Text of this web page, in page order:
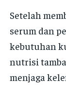
Setelah
serum dan
kebutuhan
nutrisi
menjaga